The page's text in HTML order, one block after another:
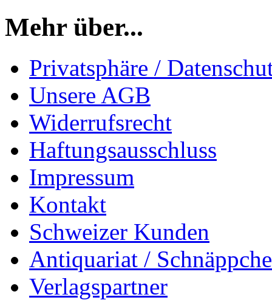
Mehr über...
Privatsphäre /
Unsere AGB
Widerrufsrecht
Haftungsausschluss
Impressum
Kontakt
Schweizer Kunden
Antiquariat /
Verlagspartner